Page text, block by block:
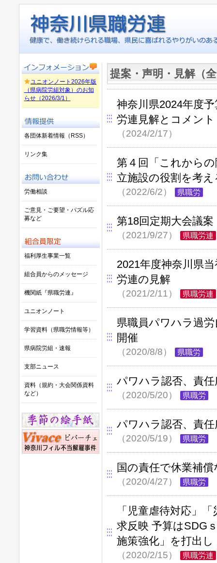
提案・声明・見解（
神奈川県2024年度
労連見解とコメント
（2024/2/17）
第４回「これから
立施設の役割を考
（2022/6/2） 県職労
第18回定期大会議案
（2021/9/27） 県職労連
2021年度神奈川県
労連の見解
（2021/2/11） 県職労連
県職員パワハラ過
開催
（2020/8/8） 県職労
パワハラ認否、責
（2020/5/20） 県職労
パワハラ認否、責
（2020/5/19） 県職労
国の責任で休業補
（2020/4/27） 県職労
「児童虐待対応」
求反映 予算はSDG
施策強化」を打出し
（2020/2/15） 県職労連
ユニオンノート2026年版
（県病院労組対象）のお知
らせ（2026/3/1）
各団体新着情報（RSS）
リンク集
労働相談
ご意見・ご要望・パズル応
募など
福利厚生事業一覧
組合員からのメッセージ
機関紙『県職労連』
ユニオンノート
学習資料（県職労情報等）
県病院労組・速報
支部ニュース
資料（規約・大会関係資料
など）